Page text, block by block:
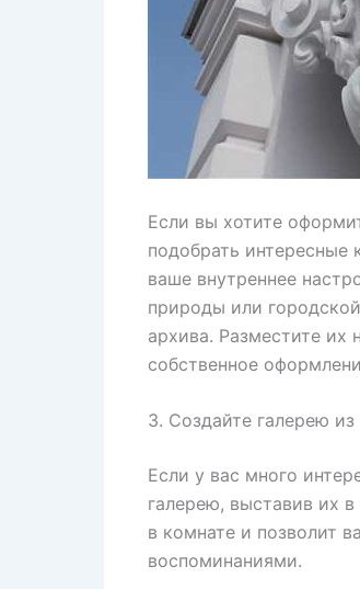
Если вы хотите
подобрать интересные
ваше внутреннее
природы или
архива. Разместите их
собственное
3. Создайте галерею
Если у вас много
галерею, выставив их
в комнате и позволит
воспоминаниями.